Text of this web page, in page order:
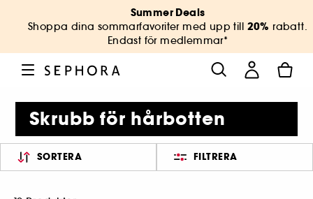
Summer Deals
Shoppa dina sommarfavoriter med upp till 20% rabatt.
Endast för medlemmar*
Skrubb för hårbotten
SORTERA FILTRERA